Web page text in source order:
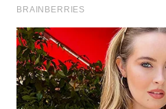
WN
LESUNG
WN
KARO